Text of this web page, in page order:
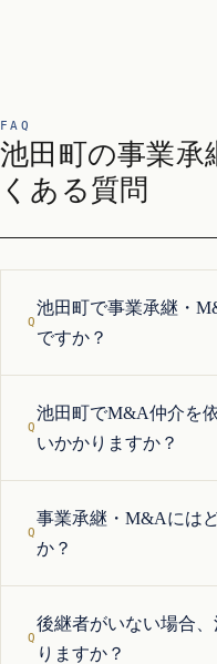
FAQ
池田町の事業承
くある質問
池田町で事業承継・
ですか？
池田町でM&A仲介を
いかかりますか？
事業承継・M&Aには
か？
後継者がいない場合
りますか？